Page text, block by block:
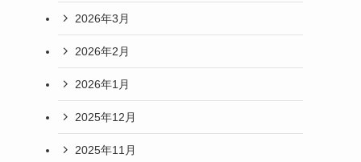
2026年3月
2026年2月
2026年1月
2025年12月
2025年11月